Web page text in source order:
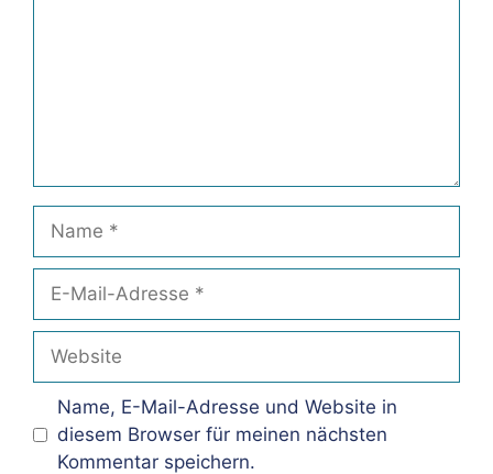
Mail-
Adresse
Name, E-Mail-Adresse und Website in
diesem Browser für meinen nächsten
Kommentar speichern.